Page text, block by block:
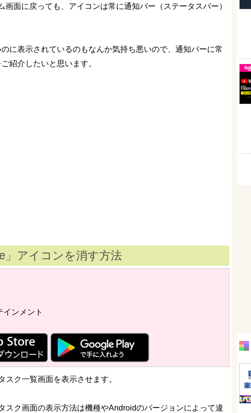
画面に戻っても、アイコンは常に通知バー（ステータスバー）
に表示されているのもなんか気持ち悪いので、通知バーに常
紹介したいと思います。
」アイコンを消す方法
インメント
スク一覧画面を表示させます。
スク画面の表示方法は機種やAndroidのバージョンによって違